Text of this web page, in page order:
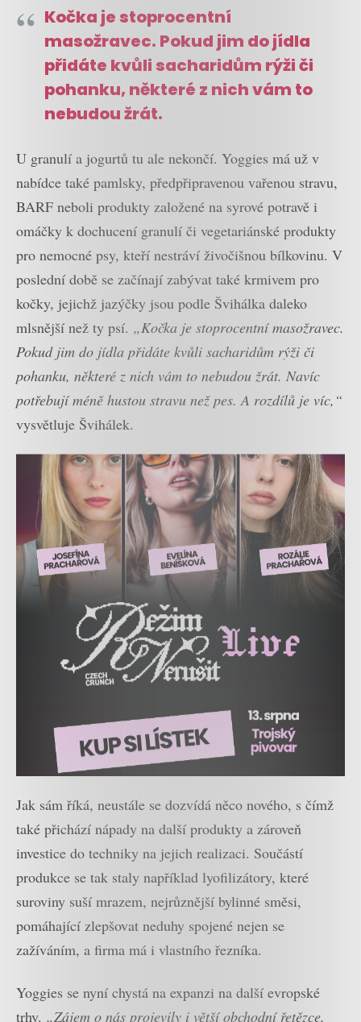
Kočka je stoprocentní
masožravec. Pokud jim do jídla
přidáte kvůli sacharidům rýži či
pohanku, některé z nich vám to
nebudou žrát.
U granulí a jogurtů tu ale nekončí. Yoggies má už v
nabídce také pamlsky, předpřipravenou vařenou stravu,
BARF neboli produkty založené na syrové potravě i
omáčky k dochucení granulí či vegetariánské produkty
pro nemocné psy, kteří nestráví živočišnou bílkovinu. V
poslední době se začínají zabývat také krmivem pro
kočky, jejichž jazýčky jsou podle Švihálka daleko
mlsnější než ty psí. „Kočka je stoprocentní masožravec.
Pokud jim do jídla přidáte kvůli sacharidům rýži či
pohanku, některé z nich vám to nebudou žrát. Navíc
potřebují méně hustou stravu než pes. A rozdílů je víc,“
vysvětluje Švihálek.
Jak sám říká, neustále se dozvídá něco nového, s čímž
také přichází nápady na další produkty a zároveň
investice do techniky na jejich realizaci. Součástí
produkce se tak staly například lyofilizátory, které
suroviny suší mrazem, nejrůznější bylinné směsi,
pomáhající zlepšovat neduhy spojené nejen se
zažíváním, a firma má i vlastního řezníka.
Yoggies se nyní chystá na expanzi na další evropské
trhy. „Zájem o nás projevily i větší obchodní řetězce,